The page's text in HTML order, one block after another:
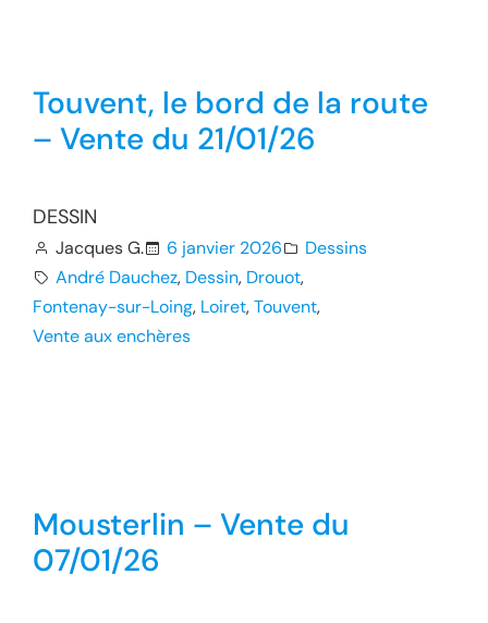
Touvent, le bord de la route
– Vente du 21/01/26
DESSIN
Jacques G. 6 janvier 2026
Dessins
André Dauchez, Dessin, Drouot,
Fontenay-sur-Loing, Loiret, Touvent,
Vente aux enchères
Mousterlin – Vente du
07/01/26